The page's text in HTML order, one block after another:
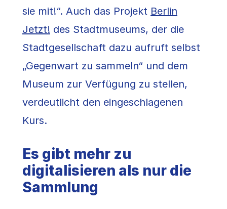
sie mit!“. Auch das Projekt Berlin
Jetzt! des Stadtmuseums, der die
Stadtgesellschaft dazu aufruft selbst
„Gegenwart zu sammeln“ und dem
Museum zur Verfügung zu stellen,
verdeutlicht den eingeschlagenen
Kurs.
Es gibt mehr zu
digitalisieren als nur die
Sammlung